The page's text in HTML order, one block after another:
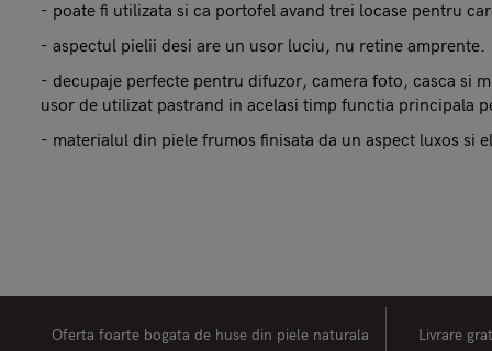
- poate fi utilizata si ca portofel avand trei locase pentru
- aspectul pielii desi are un usor luciu, nu retine amprente.
- decupaje perfecte pentru difuzor, camera foto, casca si
usor de utilizat pastrand in acelasi timp functia principala
- materialul din piele frumos finisata da un aspect luxos si
Oferta foarte bogata de huse din piele naturala Livrare